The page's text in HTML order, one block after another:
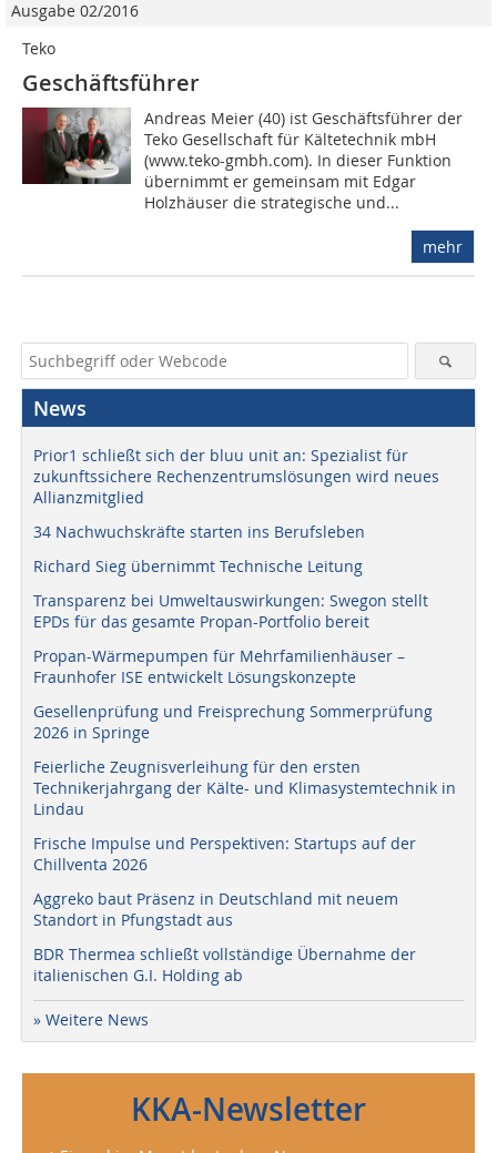
Ausgabe 02/2016
Teko
Geschäftsführer
Andreas Meier (40) ist Geschäftsführer der
Teko Gesellschaft für Kältetechnik mbH
(www.teko-gmbh.com). In dieser Funktion
übernimmt er gemeinsam mit Edgar
Holzhäuser die strategische und...
mehr
News
Prior1 schließt sich der bluu unit an: Spezialist für
zukunftssichere Rechenzentrumslösungen wird neues
Allianzmitglied
34 Nachwuchskräfte starten ins Berufsleben
Richard Sieg übernimmt Technische Leitung
Transparenz bei Umweltauswirkungen: Swegon stellt
EPDs für das gesamte Propan-Portfolio bereit
Propan-Wärmepumpen für Mehrfamilienhäuser –
Fraunhofer ISE entwickelt Lösungskonzepte
Gesellenprüfung und Freisprechung Sommerprüfung
2026 in Springe
Feierliche Zeugnisverleihung für den ersten
Technikerjahrgang der Kälte- und Klimasystemtechnik in
Lindau
Frische Impulse und Perspektiven: Startups auf der
Chillventa 2026
Aggreko baut Präsenz in Deutschland mit neuem
Standort in Pfungstadt aus
BDR Thermea schließt vollständige Übernahme der
italienischen G.I. Holding ab
» Weitere News
KKA-Newsletter